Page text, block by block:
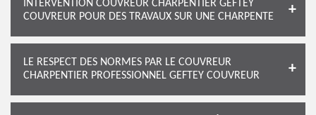
INTERVENTION COUVREUR CHARPENTIER GEFTEY
COUVREUR POUR DES TRAVAUX SUR UNE CHARPENTE
LE RESPECT DES NORMES PAR LE COUVREUR
CHARPENTIER PROFESSIONNEL GEFTEY COUVREUR